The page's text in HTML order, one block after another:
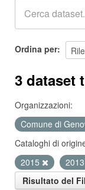
Ordina per
3 dataset
Organizzazioni:
Comune di
Cataloghi di
2015
2013
Risultato del